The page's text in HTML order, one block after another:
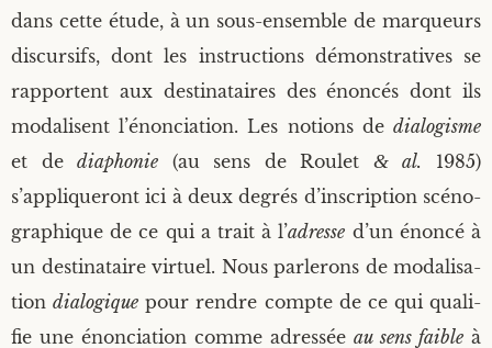
dans cette étude, à un sous-ensemble de mar­queurs
dis­cur­sifs, dont les ins­truc­tions démons­tra­tives se
rap­portent aux des­ti­na­taires des énon­cés dont ils
moda­lisent l’énonciation. Les notions de dia­lo­gisme
et dedia­pho­nie (au sens de Rou­let & al.
1985)
s’appliqueront ici à deux degrés d’inscription scé­no­
gra­phique de ce qui a trait à l’adresse d’un énon­cé à
un des­ti­na­taire vir­tuel. Nous par­le­rons de moda­li­sa­
tiondia­lo­gique pour rendre compte de ce qui qua­li­
fie une énon­cia­tion comme adres­sée au sens faible à